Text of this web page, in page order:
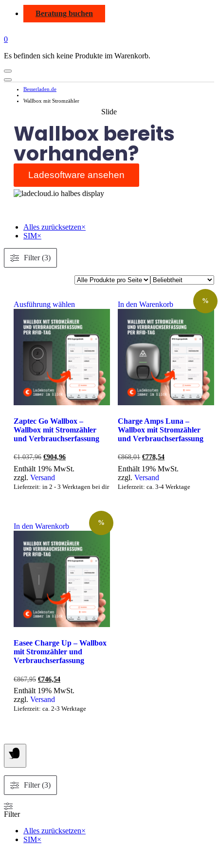
Beratung buchen
0
Es befinden sich keine Produkte im Warenkorb.
Besserladen.de
Wallbox mit Stromzähler
Slide
Wallbox bereits
vorhanden?
Ladesoftware ansehen
Alles zurücksetzen×
SIM×
Filter (3)
Ausführung wählen
Zaptec Go Wallbox –
Wallbox mit Stromzähler
und Verbrauchserfassung
€1.037,96 Ursprünglicher
Preis
war:
€1.037,96
€904,96Aktueller
Preis
ist:
Enthält 19% MwSt.
zzgl. Versand
Lieferzeit: in 2 - 3 Werktagen bei dir
In den Warenkorb %
Charge Amps Luna –
Wallbox mit Stromzähler
und Verbrauchserfassung
€868,01 Ursprünglicher
Preis
war:
€868,01
€778,54Aktueller
Preis
ist:
Enthält 19% MwSt.
zzgl.Versand
Lieferzeit: ca. 3-4 Werktage
In den Warenkorb %
Easee Charge Up – Wallbox
mit Stromzähler und
Verbrauchserfassung
€867,95 Ursprünglicher
Preis
war:
€867,95
€746,54Aktueller
Preis
ist:
Enthält 19% MwSt.
zzgl. Versand
Lieferzeit: ca. 2-3 Werktage
Filter (3)
Filter
Alles zurücksetzen×
SIM×